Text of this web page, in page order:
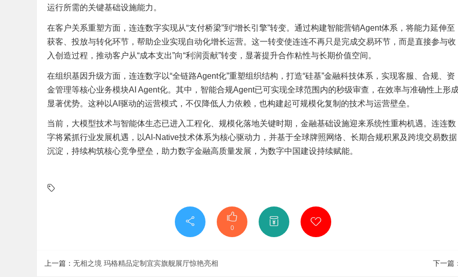
运行所需的关键基础设施能力。
在客户关系重塑方面，连连数字实现从“支付桥梁”到“增长引擎”转变。通过构建智能营销Agent体系，将能力延伸至
获客、投放与转化环节，帮助企业实现自动化增长运营。这一转变使连连不再只是完成交易环节，而是直接参与收
入创造过程，推动客户从“成本支出”向“利润贡献”转变，显著提升合作粘性与长期价值空间。
在组织基因升级方面，连连数字以“全链路Agent化”重塑组织结构，打造“硅基”金融科技体系，实现客服、合规、资
金管理等核心业务模块AI Agent化。其中，智能合规Agent已可实现全球范围内的秒级审查，在效率与准确性上形
显著优势。这种以AI驱动的运营模式，不仅降低人力依赖，也构建起可规模化复制的技术与运营壁垒。
当前，大模型技术与智能体生态已进入工程化、规模化落地关键时期，金融基础设施迎来系统性重构机遇。连连数
字将紧抓行业发展机遇，以AI-Native技术体系为核心驱动力，并基于全球牌照网络、长期合规积累及跨境交易数据
沉淀，持续构筑核心竞争壁垒，助力数字金融高质量发展，为数字中国建设持续赋能。
0
上一篇： 无相之境 玛格精品定制宜宾旗舰展厅惊艳亮相 下一篇